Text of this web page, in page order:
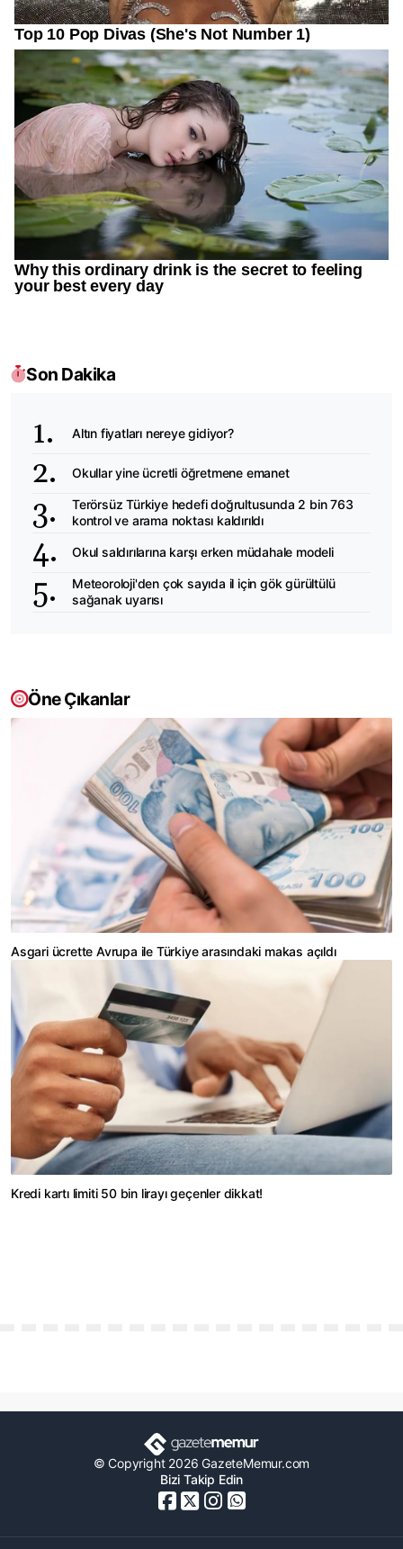
Son Dakika
Altın fiyatları nereye gidiyor?
Okullar yine ücretli öğretmene emanet
Terörsüz Türkiye hedefi doğrultusunda 2 bin 763
kontrol ve arama noktası kaldırıldı
Okul saldırılarına karşı erken müdahale modeli
Meteoroloji'den çok sayıda il için gök gürültülü
sağanak uyarısı
Öne Çıkanlar
Asgari ücrette Avrupa ile Türkiye arasındaki makas açıldı
Kredi kartı limiti 50 bin lirayı geçenler dikkat!
© Copyright 2026 GazeteMemur.com
Bizi Takip Edin